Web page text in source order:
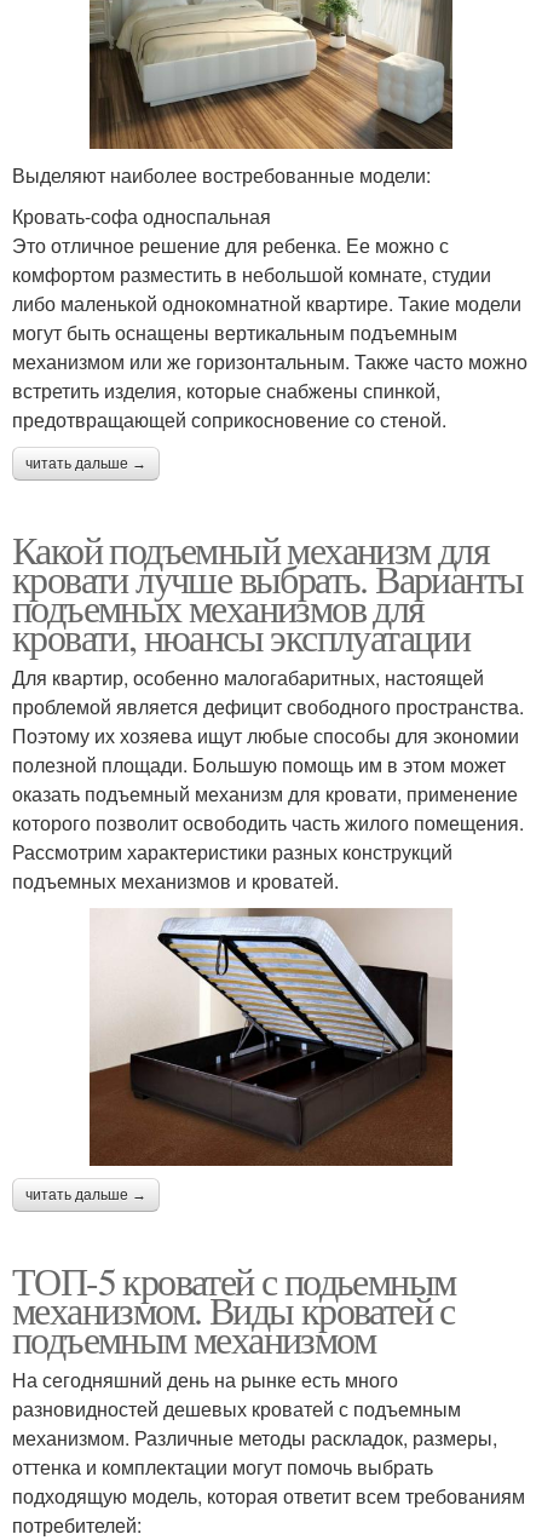
Выделяют наиболее востребованные модели:
Кровать-софа односпальная
Это отличное решение для ребенка. Ее можно с
комфортом разместить в небольшой комнате, студии
либо маленькой однокомнатной квартире. Такие модели
могут быть оснащены вертикальным подъемным
механизмом или же горизонтальным. Также часто можно
встретить изделия, которые снабжены спинкой,
предотвращающей соприкосновение со стеной.
читать дальше →
Какой подъемный механизм для
кровати лучше выбрать. Варианты
подъемных механизмов для
кровати, нюансы эксплуатации
Для квартир, особенно малогабаритных, настоящей
проблемой является дефицит свободного пространства.
Поэтому их хозяева ищут любые способы для экономии
полезной площади. Большую помощь им в этом может
оказать подъемный механизм для кровати, применение
которого позволит освободить часть жилого помещения.
Рассмотрим характеристики разных конструкций
подъемных механизмов и кроватей.
читать дальше →
ТОП-5 кроватей с подьемным
механизмом. Виды кроватей с
подъемным механизмом
На сегодняшний день на рынке есть много
разновидностей дешевых кроватей с подъемным
механизмом. Различные методы раскладок, размеры,
оттенка и комплектации могут помочь выбрать
подходящую модель, которая ответит всем требованиям
потребителей: